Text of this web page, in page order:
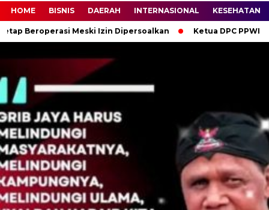
HOME BISNIS DAERAH INTERNASIONAL KESEHATAN
Meski Izin Dipersoalkan Ketua DPC PPWI OKI Bersama